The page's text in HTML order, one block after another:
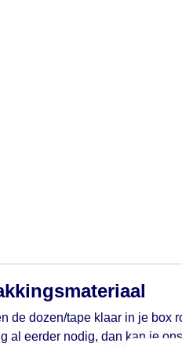
de dozen/tape klaar in je box
al eerder nodig, dan kan je